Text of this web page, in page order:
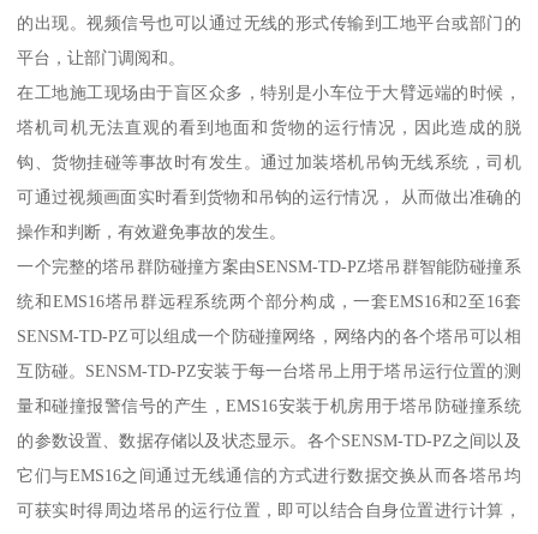
的出现。视频信号也可以通过无线的形式传输到工地平台或部门的
平台，让部门调阅和。
在工地施工现场由于盲区众多，特别是小车位于大臂远端的时候，
塔机司机无法直观的看到地面和货物的运行情况，因此造成的脱
钩、货物挂碰等事故时有发生。通过加装塔机吊钩无线系统，司机
可通过视频画面实时看到货物和吊钩的运行情况， 从而做出准确的
操作和判断，有效避免事故的发生。
一个完整的塔吊群防碰撞方案由SENSM-TD-PZ塔吊群智能防碰撞系
统和EMS16塔吊群远程系统两个部分构成，一套EMS16和2至16套
SENSM-TD-PZ可以组成一个防碰撞网络，网络内的各个塔吊可以相
互防碰。SENSM-TD-PZ安装于每一台塔吊上用于塔吊运行位置的测
量和碰撞报警信号的产生，EMS16安装于机房用于塔吊防碰撞系统
的参数设置、数据存储以及状态显示。各个SENSM-TD-PZ之间以及
它们与EMS16之间通过无线通信的方式进行数据交换从而各塔吊均
可获实时得周边塔吊的运行位置，即可以结合自身位置进行计算，